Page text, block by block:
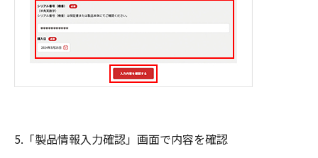
5.「製品情報入力確認」画面で内容を確認